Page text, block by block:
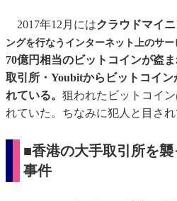
2017年12月にはクラウドマイ
ングを行なうインターネット上のサー
70億円相当のビットコインが盗
取引所・Youbitからビットコイ
れている。 狙われたビットコイ
れていた。ちなみに犯人と目され
■香港の大手取引所を
事件